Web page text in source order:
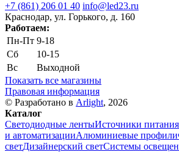
+7 (861) 206 01 40 info@led23.ru
Краснодар, ул. Горького, д. 160
Работаем:
Пн-Пт 9-18
Сб
10-15
Вс
Выходной
Показать все магазины
Правовая информация
© Разработано в Arlight, 2026
Каталог
Светодиодные лентыИсточники питания
и автоматизацииАлюминиевые профили
светДизайнерский светСистемы